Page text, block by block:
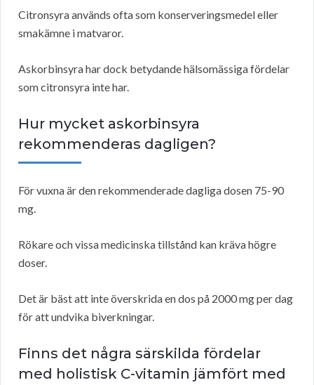
Citronsyra används ofta som konserveringsmedel eller
smakämne i matvaror.
Askorbinsyra har dock betydande hälsomässiga fördelar
som citronsyra inte har.
Hur mycket askorbinsyra
rekommenderas dagligen?
För vuxna är den rekommenderade dagliga dosen 75-90
mg.
Rökare och vissa medicinska tillstånd kan kräva högre
doser.
Det är bäst att inte överskrida en dos på 2000 mg per dag
för att undvika biverkningar.
Finns det några särskilda fördelar
med holistisk C-vitamin jämfört med